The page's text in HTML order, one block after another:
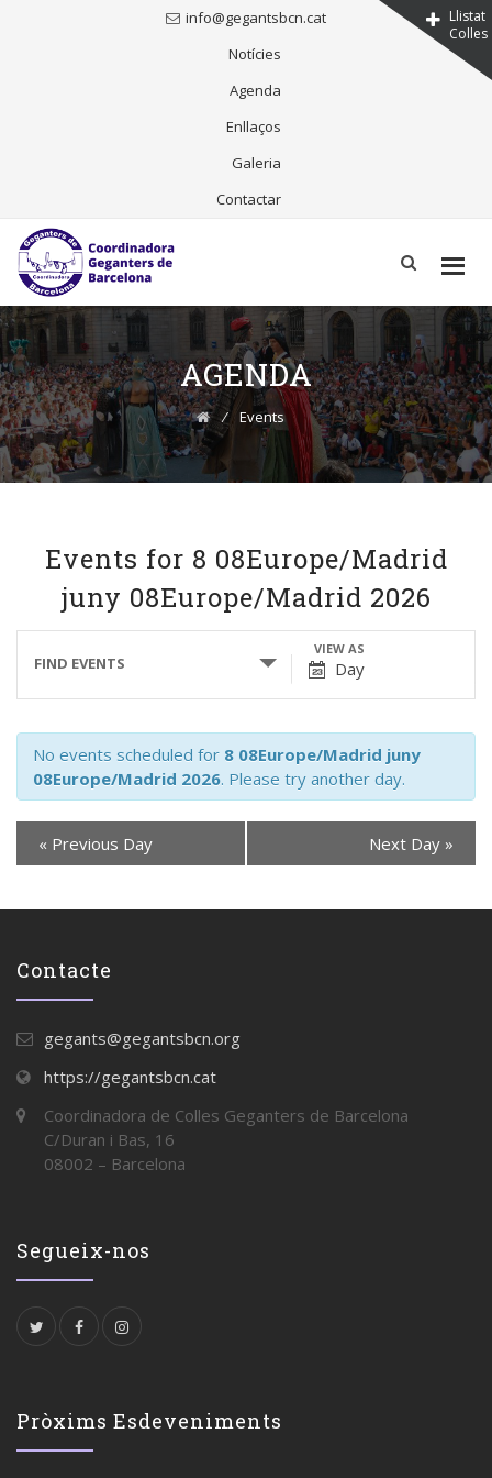
Llistat
Colles
info@gegantsbcn.cat
Notícies
Agenda
Enllaços
Galeria
Contactar
Skip
to
content
AGENDA
⁄ Events
Events for 8 08Europe/Madrid
juny 08Europe/Madrid 2026
Events
Search
and
Views
Navigation
FIND EVENTS
Event
Views
Navigation
VIEW AS
Day
No events scheduled for 8 08Europe/Madrid juny
08Europe/Madrid 2026. Please try another day.
« Previous Day Next Day »
Contacte
gegants@gegantsbcn.org
https://gegantsbcn.cat
Coordinadora de Colles Geganters de Barcelona
C/Duran i Bas, 16
08002 – Barcelona
Segueix-nos
Pròxims Esdeveniments